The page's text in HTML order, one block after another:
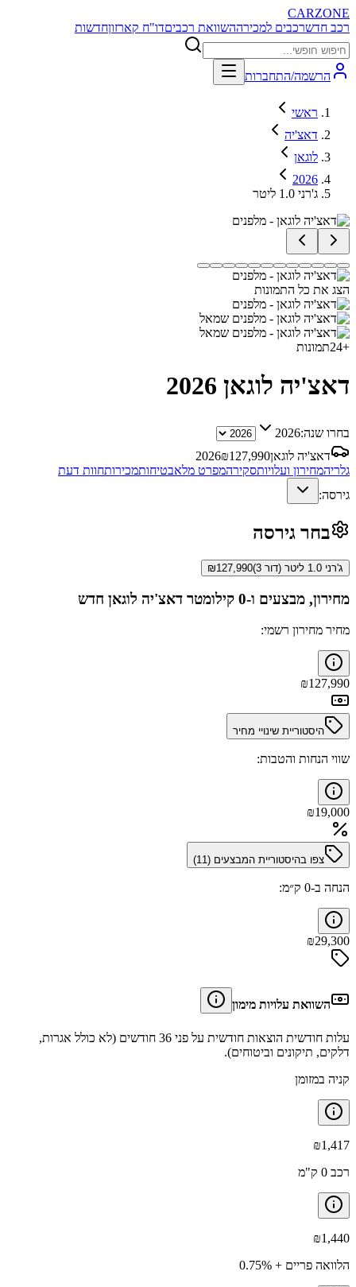
CARZONE
רכב חדשרכבים למכירההשוואת רכביםדו"ח קארזוןחדשות
הרשמה/התחברות
ראשי
דאצ'יה
לוגאן
2026
ג'רני 1.0 ליטר
הצג את כל התמונות
+
24תמונות
דאצ'יה לוגאן 2026
בחרו שנה:2026
דאצ'יה לוגאן
2026₪127,990
גלריהמחירון ועלויותסקירהמפרט מלאבטיחותמכירותחוות דעת
גירסה:
בחר גירסה
ג'רני 1.0 ליטר (דור 3) ₪127,990
מחירון, מבצעים ו-0 קילומטר דאצ'יה לוגאן חדש
מחיר מחירון רשמי:
₪127,990
היסטוריית שינויי מחיר
שווי הנחות והטבות:
₪19,000
צפו בהיסטוריית המבצעים (11
)
הנחה ב-0 ק״מ:
₪29,300
השוואת עלויות מימון
עלות חודשית הוצאות חודשית על פני 36 חודשים (לא כולל אגרות,
דלקים, תיקונים וביטוחים).
קניה במזומן
₪1,417
רכב 0 ק"מ
₪1,440
הלוואה פריים + 0.75%